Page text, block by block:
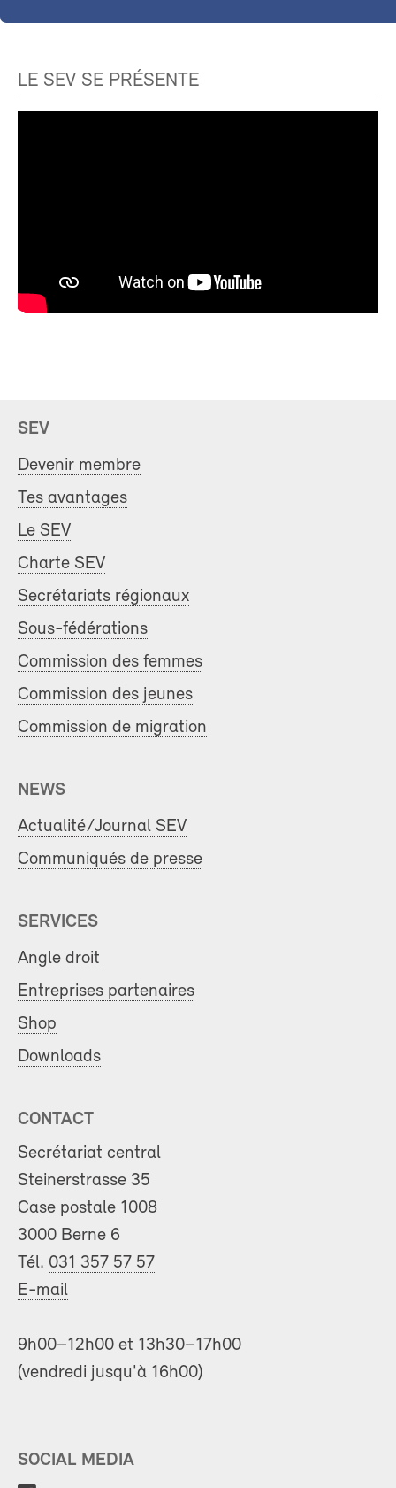
LE SEV SE PRÉSENTE
SEV
Devenir membre
Tes avantages
Le SEV
Charte SEV
Secrétariats régionaux
Sous-fédérations
Commission des femmes
Commission des jeunes
Commission de migration
NEWS
Actualité/Journal SEV
Communiqués de presse
SERVICES
Angle droit
Entreprises partenaires
Shop
Downloads
CONTACT
Secrétariat central
Steinerstrasse 35
Case postale 1008
3000 Berne 6
Tél. 031 357 57 57
E-mail
9h00–12h00 et 13h30–17h00
(vendredi jusqu'à 16h00)
SOCIAL MEDIA